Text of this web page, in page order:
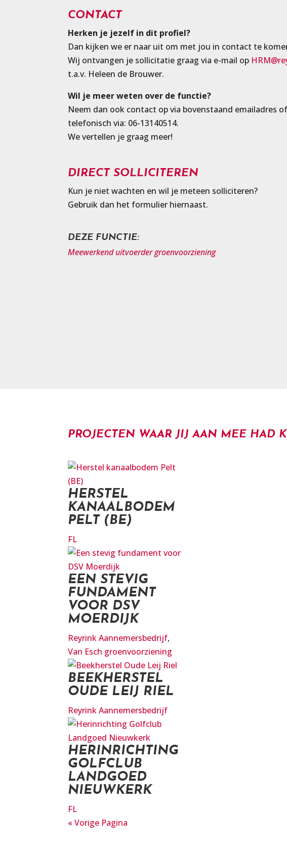
CONTACT
Herken je jezelf in dit profiel?
Dan kijken we er naar uit om met jou in contact te
Wij ontvangen je sollicitatie graag via e-mail op
t.a.v. Heleen de Brouwer.
Wil je meer weten over de functie?
Neem dan ook contact op via bovenstaand emailadres of
telefonisch via: 06-13140514.
We vertellen je graag meer!
DIRECT SOLLICITEREN
Kun je niet wachten en wil je meteen solliciteren?
Gebruik dan het formulier hiernaast.
DEZE FUNCTIE:
Meewerkend uitvoerder groenvoorziening
PROJECTEN WAAR JIJ AAN MEE HAD
HERSTEL
KANAALBODEM
PELT (BE)
FL
EEN STEVIG
FUNDAMENT
VOOR DSV
MOERDIJK
Reyrink Aannemersbedrijf,
Van Esch groenvoorziening
BEEKHERSTEL
OUDE LEIJ RIEL
Reyrink Aannemersbedrijf
HERINRICHTING
GOLFCLUB
LANDGOED
NIEUWKERK
FL
« Vorige Pagina